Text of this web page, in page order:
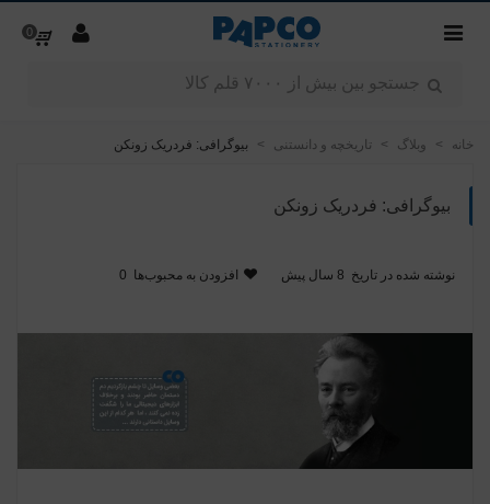
0
خانه > وبلاگ > تاریخچه و دانستنی > بیوگرافی: فردریک زونکن
بیوگرافی: فردریک زونکن
نوشته شده در تاریخ 8 سال پیش افزودن به محبوب‌ها 0